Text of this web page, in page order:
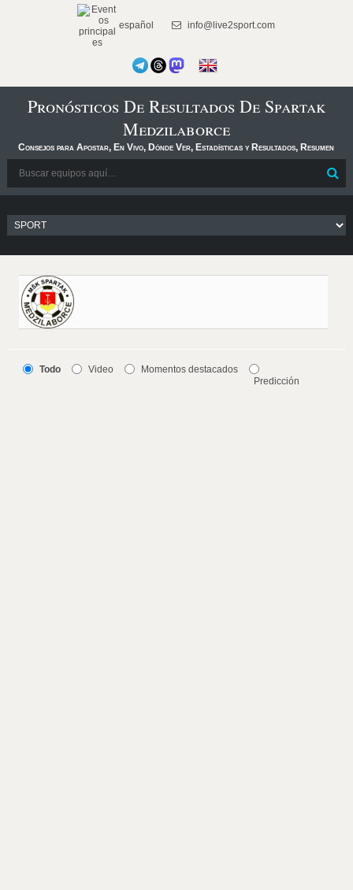
español info@live2sport.com
Pronósticos De Resultados De Spartak
Medzilaborce
Consejos para Apostar, En Vivo, Dónde Ver, Estadísticas y Resultados, Resumen
Todo Video
Momentos destacados
Predicción